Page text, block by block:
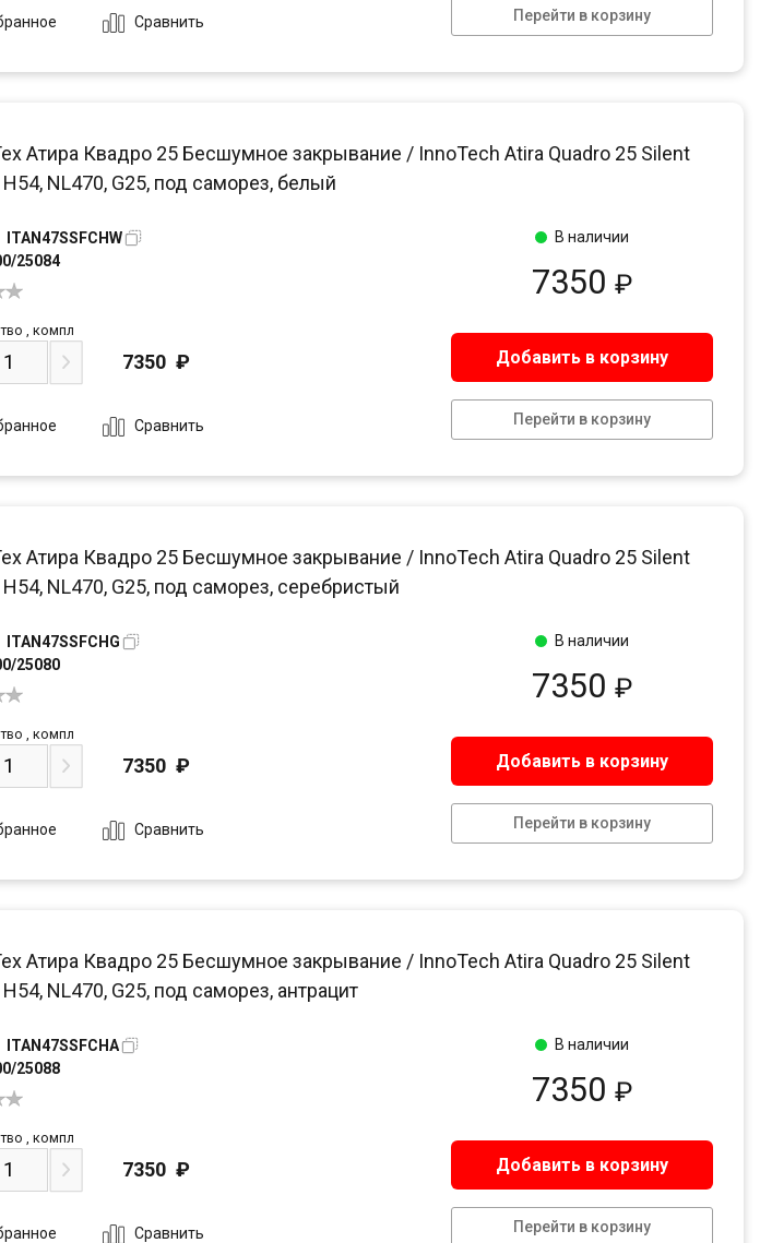
Перейти в корзину
Сравнить
Атира Квадро 25 Бесшумное закрывание / InnoTech Atira Quadro 25 Silent
NL470, G25, под саморез, белый
ITAN47SSFCHW
25084
7350 ₽
компл
7350 ₽ Добавить в корзину
Перейти в корзину
Сравнить
В наличии
Атира Квадро 25 Бесшумное закрывание / InnoTech Atira Quadro 25 Silent
NL470, G25, под саморез, серебристый
ITAN47SSFCHG
25080
7350 ₽
компл
7350 ₽ Добавить в корзину
Перейти в корзину
Сравнить
В наличии
Атира Квадро 25 Бесшумное закрывание / InnoTech Atira Quadro 25 Silent
NL470, G25, под саморез, антрацит
ITAN47SSFCHA
25088
7350 ₽
компл
7350 ₽ Добавить в корзину
Перейти в корзину
Сравнить
В наличии